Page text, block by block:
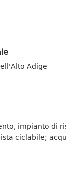
Adige
impianto di
ciclabile;